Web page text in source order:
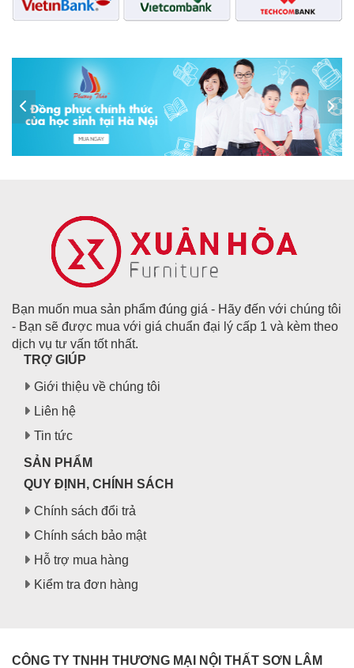
Bạn muốn mua sản phẩm đúng giá - Hãy đến với chúng tôi
- Bạn sẽ được mua với giá chuẩn đại lý cấp 1 và kèm theo
dịch vụ tư vấn tốt nhất.
TRỢ GIÚP
Giới thiệu về chúng tôi
Liên hệ
Tin tức
SẢN PHẨM
QUY ĐỊNH, CHÍNH SÁCH
Chính sách đổi trả
Chính sách bảo mật
Hỗ trợ mua hàng
Kiểm tra đơn hàng
CÔNG TY TNHH THƯƠNG MẠI NỘI THẤT SƠN LÂM